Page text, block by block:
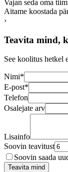
Vajan seda oma
Aitame koostada
›
Teavita mind,
See koolitus hetkel
Nimi*
E-post*
Telefon
Osalejate arv
Lisainfo
Soovin teavitust
Soovin saada
Teavita mind